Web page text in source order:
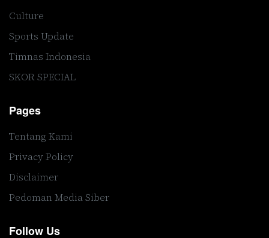
Culture
Sports Update
Timnas Indonesia
SKOR SPECIAL
Pages
Tentang Kami
Privacy Policy
Disclaimer
Pedoman Media Siber
Follow Us